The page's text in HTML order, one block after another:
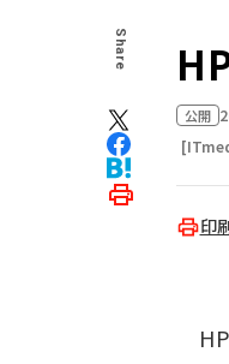
Share
公開
印
HP